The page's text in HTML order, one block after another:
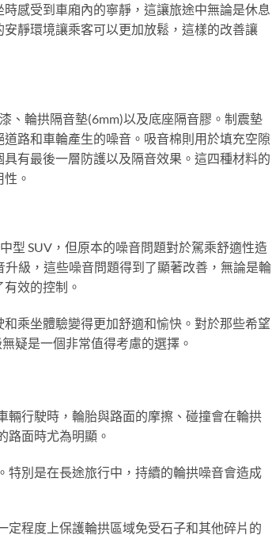
感受到車廂內的寧靜，這讓旅途中無論是休息
靜環境讓乘客可以更加放鬆，這樣的改善讓
、輪拱隔音墊(6mm)以及底座隔音膠。制震墊
路和車輪產生的噪音。吸音棉則用於填充空隙
有最後一層防護以及隔音效果。這四種材料的
。
型 SUV，但原本的噪音問題對於駕乘舒適性造
級，這些噪音問題得到了顯著改善，無論是輪
效的控制。
乘坐體驗變得更加舒適和愉快。對於那些希望
疑是一個非常值得考慮的選擇。
輛行駛時，輪胎與路面的摩擦、碰撞會在輪拱
路面時尤為明顯。
特別是在長途旅行中，持續的輪拱噪音會造成
定程度上保護輪拱區域免受石子和其他碎片的